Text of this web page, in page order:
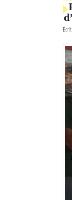
L'actualité du
Sites touristiques
Diego Suarez
La Tribune de